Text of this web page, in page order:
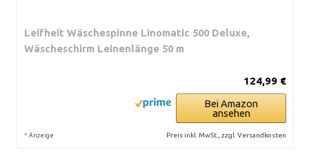
Leifheit Wäschespinne Linomatic 500 Deluxe,
Wäscheschirm Leinenlänge 50 m
124,99 €
Bei Amazon
ansehen
* Anzeige Preis inkl. MwSt., zzgl. Versandkosten